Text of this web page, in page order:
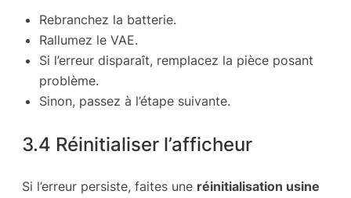
Rebranchez la batterie.
Rallumez le VAE.
Si l’erreur disparaît, remplacez la pièce posant
problème.
Sinon, passez à l’étape suivante.
3.4 Réinitialiser l’afficheur
Si l’erreur persiste, faites une réinitialisation usine